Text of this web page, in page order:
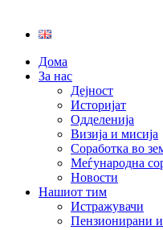
Дома
За нас
Дејност
Историјат
Одделенија
Визија и мисија
Соработка во
Меѓународна
Новости
Нашиот тим
Истражувачи
Пензионирани